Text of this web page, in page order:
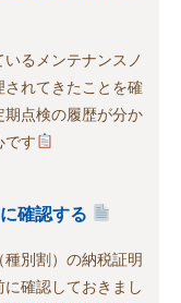
るメンテナンスノ
れてきたことを確
点検の履歴が分か
です
確認する
別割）の納税証明
確認しておきまし